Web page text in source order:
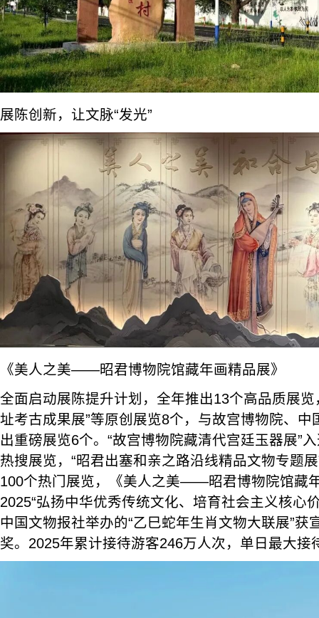
展陈创新，让文脉“发光”
《美人之美——昭君博物院馆藏年画精品展》
全面启动展陈提升计划，全年推出13个高品质展览
址考古成果展”等原创展览8个，与故宫博物院、中
出重磅展览6个。“故宫博物院藏清代宫廷玉器展”
热搜展览，“昭君出塞和亲之路沿线精品文物专题
100个热门展览，《美人之美——昭君博物院馆藏
2025“弘扬中华优秀传统文化、培育社会主义核心
中国文物报社举办的“乙巳蛇年生肖文物大联展”获
奖。2025年累计接待游客246万人次，单日最大接